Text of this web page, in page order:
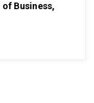
Business,